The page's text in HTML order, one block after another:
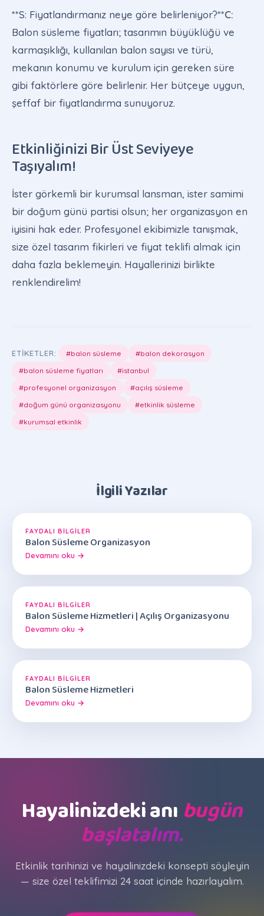
**S: Fiyatlandırmanız neye göre belirleniyor?**C:
Balon süsleme fiyatları; tasarımın büyüklüğü ve
karmaşıklığı, kullanılan balon sayısı ve türü,
mekanın konumu ve kurulum için gereken süre
gibi faktörlere göre belirlenir. Her bütçeye uygun,
şeffaf bir fiyatlandırma sunuyoruz.
Etkinliğinizi Bir Üst Seviyeye
Taşıyalım!
İster görkemli bir kurumsal lansman, ister samimi
bir doğum günü partisi olsun; her organizasyon en
iyisini hak eder. Profesyonel ekibimizle tanışmak,
size özel tasarım fikirleri ve fiyat teklifi almak için
daha fazla beklemeyin. Hayallerinizi birlikte
renklendirelim!
ETIKETLER: #balon süsleme
#balon dekorasyon
#balon süsleme fiyatları
#istanbul
#profesyonel organizasyon
#açılış süsleme
#doğum günü organizasyonu
#etkinlik süsleme
#kurumsal etkinlik
İlgili Yazılar
FAYDALI BILGILER
Balon Süsleme Organizasyon
Devamını oku →
FAYDALI BILGILER
Balon Süsleme Hizmetleri | Açılış Organizasyonu
Devamını oku →
FAYDALI BILGILER
Balon Süsleme Hizmetleri
Devamını oku →
Hayalinizdeki anı bugün
başlatalım.
Etkinlik tarihinizi ve hayalinizdeki konsepti söyleyin
— size özel teklifimizi 24 saat içinde hazırlayalım.